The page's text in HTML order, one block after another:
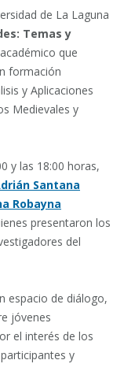
de La Laguna
Temas y
que
formación
y Aplicaciones
Medievales y
y las 18:00 horas,
Santana
Robayna
presentaron los
del
espacio de diálogo,
jóvenes
el interés de los
y